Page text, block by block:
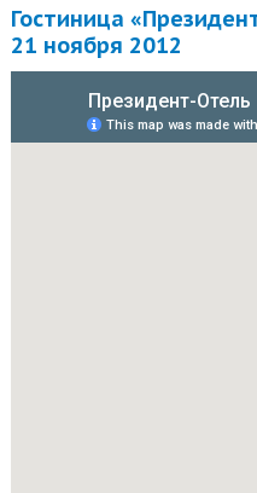
Гостиница
21 ноября 2012